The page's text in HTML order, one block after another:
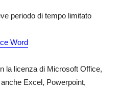
periodo di tempo limitato
Word
la licenza di Microsoft Office,
Excel, Powerpoint,